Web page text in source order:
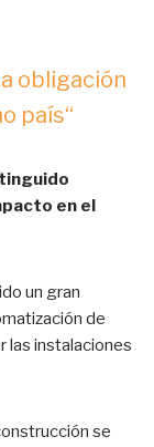
obligación
país“
en el
un gran
de
las instalaciones
se